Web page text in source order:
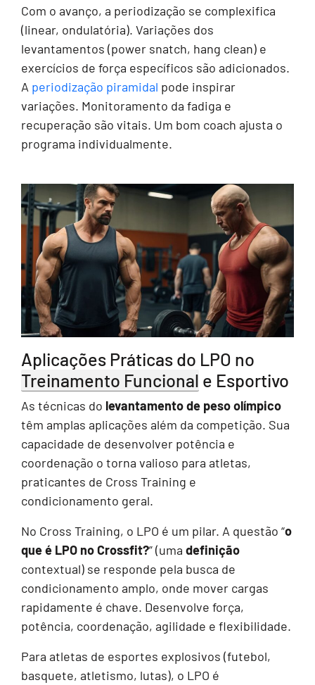
Com o avanço, a periodização se complexifica
(linear, ondulatória). Variações dos
levantamentos (power snatch, hang clean) e
exercícios de força específicos são adicionados.
A periodização piramidal pode inspirar
variações. Monitoramento da fadiga e
recuperação são vitais. Um bom coach ajusta o
programa individualmente.
Aplicações Práticas do LPO no
Treinamento Funcional e Esportivo
As técnicas do levantamento de peso olímpico
têm amplas aplicações além da competição. Sua
capacidade de desenvolver potência e
coordenação o torna valioso para atletas,
praticantes de Cross Training e
condicionamento geral.
No Cross Training, o LPO é um pilar. A questão “o
que é LPO no Crossfit?” (uma definição
contextual) se responde pela busca de
condicionamento amplo, onde mover cargas
rapidamente é chave. Desenvolve força,
potência, coordenação, agilidade e flexibilidade.
Para atletas de esportes explosivos (futebol,
basquete, atletismo, lutas), o LPO é